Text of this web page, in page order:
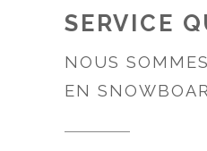
SERVICE
NOUS
EN